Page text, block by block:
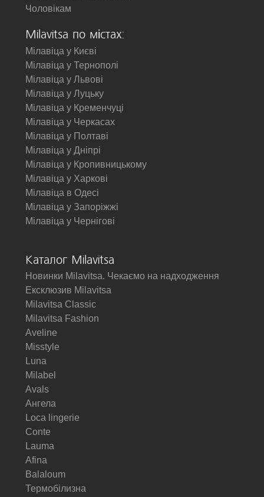
Чоловікам
Milavitsa по містах:
Мілавіца у Києві
Мілавіца у Тернополі
Мілавіца у Львові
Мілавіца у Луцьку
Мілавіца у Кременчуці
Мілавіца у Черкасах
Мілавіца у Полтаві
Мілавіца у Дніпрі
Мілавіца у Кропивницькому
Мілавіца у Харкові
Мілавіца в Одесі
Мілавіца у Запоріжжі
Мілавіца у Чернігові
Каталог Milavitsa
Новинки Milavitsa. Чекаємо на надходження
Ексклюзив Milavitsa
Milavitsa Classic
Milavitsa Fashion
Aveline
Misstyle
Luna
Milabel
Avals
Ангела
Loca lingerie
Conte
Lauma
Afina
Balaloum
Термобілизна